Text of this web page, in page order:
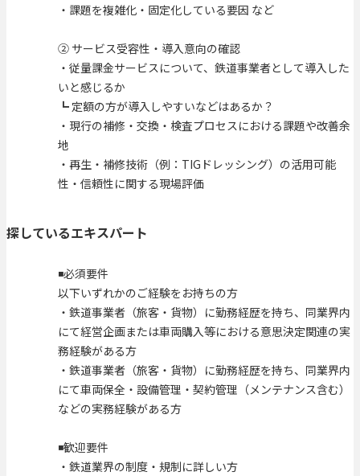
・課題を複雑化・固定化している要因 など
② サービス受容性・導入意向の確認
・従量課金サービスについて、鉄道事業者として導入した
いと感じるか
┗ 定額の方が導入しやすいなどはあるか？
・現行の補修・交換・検査プロセスにおける課題や改善余
地
・再生・補修技術（例：TIGドレッシング）の活用可能
性・信頼性に関する現場評価
探しているエキスパート
◾️必須要件
以下いずれかのご経験をお持ちの方
・鉄道事業者（旅客・貨物）に勤務経歴を持ち、同業界内
にて経営企画または車両購入等における意思決定関連の実
務経験がある方
・鉄道事業者（旅客・貨物）に勤務経歴を持ち、同業界内
にて車両保全・設備管理・契約管理（メンテナンス含む）
などの実務経験がある方
◾️歓迎要件
・鉄道業界の制度・規制に詳しい方